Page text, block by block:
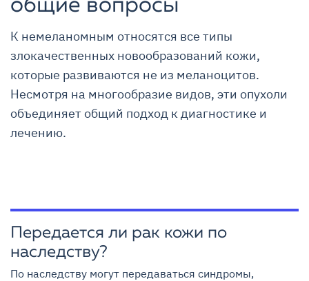
общие вопросы
К немеланомным относятся все типы
злокачественных новообразований кожи,
которые развиваются не из меланоцитов.
Несмотря на многообразие видов, эти опухоли
объединяет общий подход к диагностике и
лечению.
Передается ли рак кожи по
наследству?
По наследству могут передаваться синдромы,